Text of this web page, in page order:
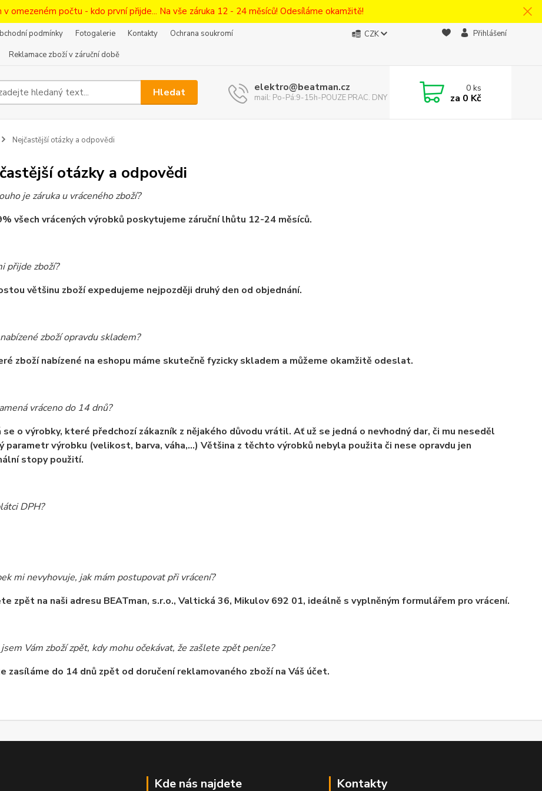
v omezeném počtu - kdo první přijde... Na vše záruka 12 - 24 měsíců! Odesíláme okamžitě!
podmínky Fotogalerie Kontakty
Ochrana soukromí
Reklamace zboží v záruční době
CZK Přihlášení
Hledat elektro@beatman.cz
mail: Po-Pá:9-15h-POUZE PRAC. DNY
0ks
za 0 Kč
Nejčastější otázky a odpovědi
otázky a odpovědi
je záruka u vráceného zboží?
všech vrácených výrobků poskytujeme záruční lhůtu 12-24 měsíců.
přijde zboží?
většinu zboží expedujeme nejpozději druhý den od objednání.
zboží opravdu skladem?
zboží nabízené na eshopu máme skutečně fyzicky skladem a můžeme okamžitě odeslat.
vráceno do 14 dnů?
se o výrobky, které předchozí zákazník z nějakého důvodu vrátil. Ať už se jedná o nevhodný dar, či mu neseděl
parametr výrobku (velikost, barva, váha,…) Většina z těchto výrobků nebyla použita či nese opravdu jen
stopy použití.
DPH?
mi nevyhovuje, jak mám postupovat při vrácení?
zpět na naši adresu BEATman, s.r.o., Valtická 36, Mikulov 692 01, ideálně s vyplněným formulářem pro vrácení.
Vám zboží zpět, kdy mohu očekávat, že zašlete zpět peníze?
zasíláme do 14 dnů zpět od doručení reklamovaného zboží na Váš účet.
Kde nás najdete Kontakty